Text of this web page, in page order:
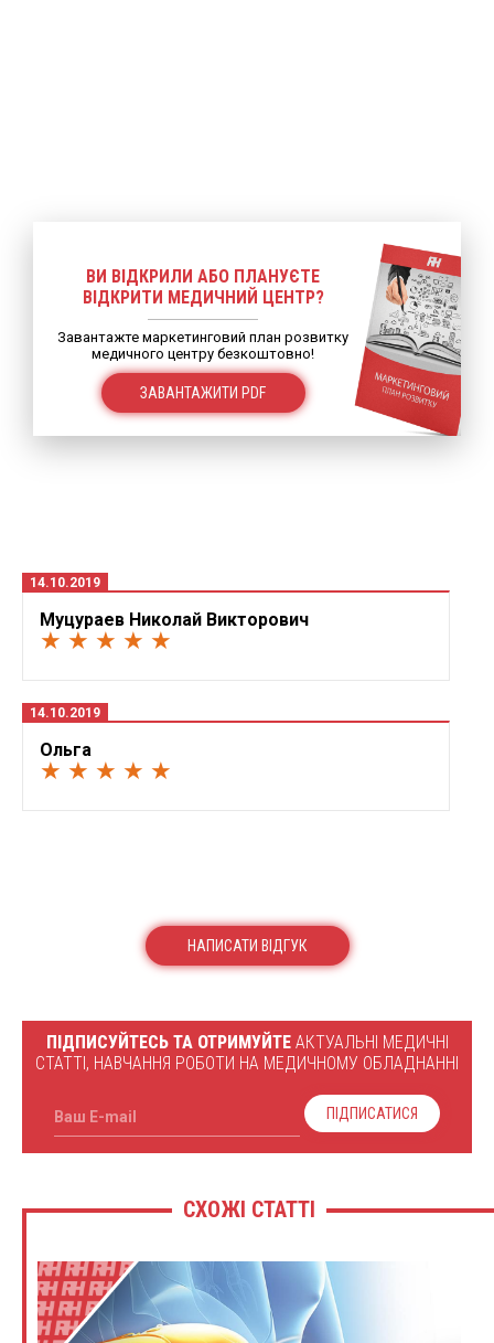
ВИ ВІДКРИЛИ АБО ПЛАНУЄТЕ
ВІДКРИТИ МЕДИЧНИЙ ЦЕНТР?
Завантажте маркетинговий план розвитку
медичного центру безкоштовно!
ЗАВАНТАЖИТИ PDF
14.10.2019
Муцураев Николай Викторович
★ ★ ★ ★ ★
14.10.2019
Ольга
★ ★ ★ ★ ★
НАПИСАТИ ВІДГУК
ПІДПИСУЙТЕСЬ ТА ОТРИМУЙТЕАКТУАЛЬНІ МЕДИЧНІ
СТАТТІ, НАВЧАННЯ РОБОТИ НА МЕДИЧНОМУ ОБЛАДНАННІ
Ваш E-mail ПІДПИСАТИСЯ
СХОЖІ СТАТТІ